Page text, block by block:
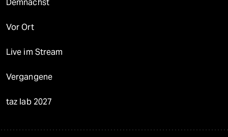
Demnächst
Vor Ort
Live im Stream
Vergangene
taz lab 2027